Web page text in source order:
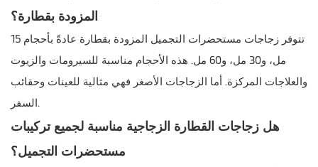
المزودة بقطارة؟
تتوفر زجاجات مستحضرات التجميل المزودة بقطارة عادةً بأحجام 15
مل، و30 مل، و60 مل. هذه الأحجام مناسبة للسيرومات والزيوت
والعلاجات المركزة. أما الزجاجات الأصغر فهي مثالية للعينات وحقائب
السفر.
هل زجاجات القطارة الزجاجية مناسبة لجميع تركيبات
مستحضرات التجميل؟